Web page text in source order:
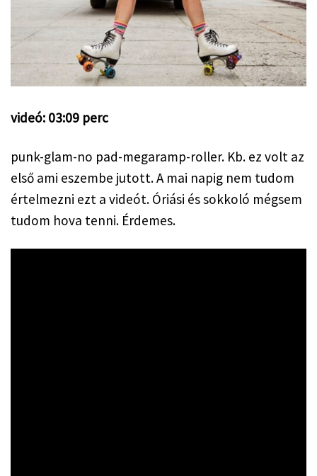
videó: 03:09 perc
punk-glam-no pad-megaramp-roller. Kb. ez volt az
első ami eszembe jutott. A mai napig nem tudom
értelmezni ezt a videót. Óriási és sokkoló mégsem
tudom hova tenni. Érdemes.